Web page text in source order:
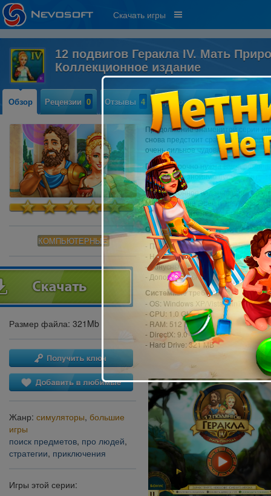
Скачать игры
12 подвигов Геракла IV. Мать
Коллекционное издание
Обзор Рецензии 0 Отзывы 4 Прохождение 3
КОМПЬЮТЕРНЫЕ
Размер файла: 321Mb
Жанр: симуляторы, большие
игры
поиск предметов, про людей,
стратегии, приключения
Игры этой серии:
Продолжение знаменитой серии
снова предстоит сразиться с
очень сильное чудовище!
Гераклу срочно нужна ваша
превратить знойную пустыню в
Коллекционное издание игры
Мидосе, войне Эпее и Троянском
бонусный контент и
Особенности коллекционного
- Помогите построить Троянского
- Некоторые уровни включают в
- Бонусные уровни, красочные
- Дополнительный эпизод!
Системные требования:
- OS: Windows XP/Vista/Win7/8
- CPU: 1.0 GHz
- RAM: 512 MB
- DirectX: 9.0
- Hard Drive: 321 MB